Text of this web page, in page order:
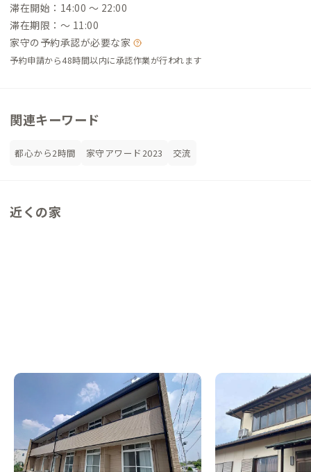
滞在開始：14:00 〜 22:00
滞在期限：〜 11:00
家守の予約承認が必要な家
予約申請から48時間以内に承認作業が行われます
関連キーワード
都心から2時間 家守アワード2023 交流
近くの家
郡山C邸
ゲストハウス
【徒歩9分にスーパー】閑静な住宅街のアパ
ート個室で気兼ねない滞在
この家からの距離 10km
福島県 戸建て
【郡山駅徒歩14分】
におすすめ！川辺の
わう家
この家からの距離 13km